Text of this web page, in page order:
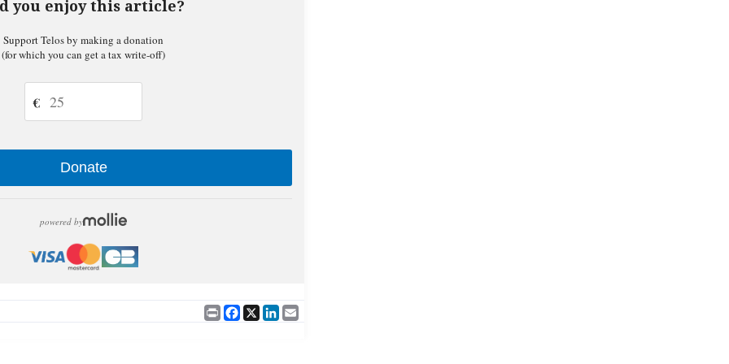
you enjoy this article?
Support Telos by making a donation
(for which you can get a tax write-off)
€
Donate
powered by
PrintFacebook
X LinkedIn
Email